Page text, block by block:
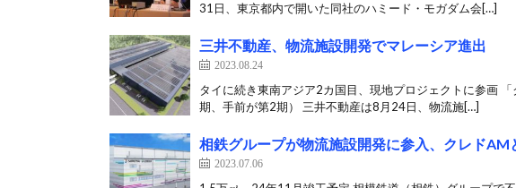
31日、東京都内で開いた同社のハミード・モガダム会[…]
三井不動産、物流施設開発でマレーシア進出
2023.08.24
タイに続き東南アジア2カ国目、現地プロジェクトに参画
期、手前が第2期） 三井不動産は8月24日、物流施[…]
相鉄グループが物流施設開発に参入、クレド
2023.07.06